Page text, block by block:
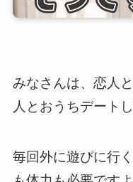
みなさんは、恋人
人とおうちデート
毎回外に遊びに行